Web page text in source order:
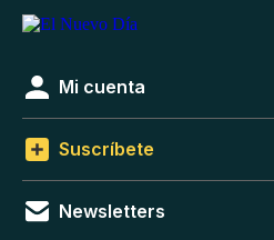
Mi cuenta
Suscríbete
Newsletters